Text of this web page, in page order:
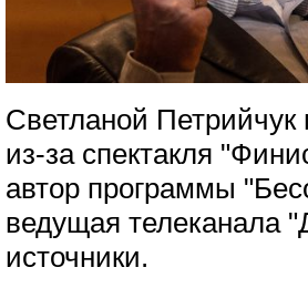
Светланой Петрийчук
из-за спектакля
автор программы
ведущая телеканала
источники.